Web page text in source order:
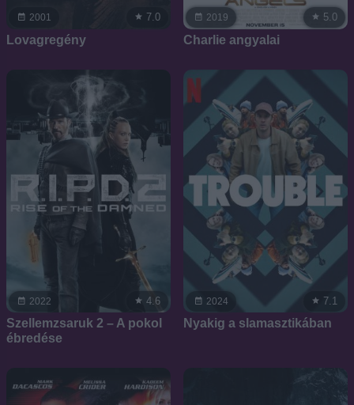
2001 7.0
Lovagregény
2019 5.0
Charlie angyalai
2022 4.6
Szellemzsaruk 2 – A pokol
ébredése
2024 7.1
Nyakig a slamasztikában